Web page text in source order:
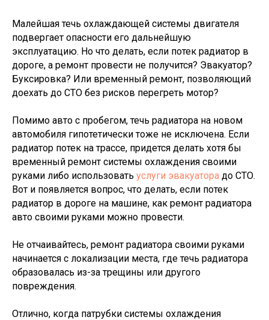
Малейшая течь охлаждающей системы двигателя
подвергает опасности его дальнейшую
эксплуатацию. Но что делать, если потек радиатор в
дороге, а ремонт провести не получится? Эвакуатор?
Буксировка? Или временный ремонт, позволяющий
доехать до СТО без рисков перегреть мотор?
Помимо авто с пробегом, течь радиатора на новом
автомобиля гипотетически тоже не исключена. Если
радиатор потек на трассе, придется делать хотя бы
временный ремонт системы охлаждения своими
руками либо использовать услуги эвакуатора до СТО.
Вот и появляется вопрос, что делать, если потек
радиатор в дороге на машине, как ремонт радиатора
авто своими руками можно провести.
Не отчаивайтесь, ремонт радиатора своими руками
начинается с локализации места, где течь радиатора
образовалась из-за трещины или другого
повреждения.
Отлично, когда патрубки системы охлаждения